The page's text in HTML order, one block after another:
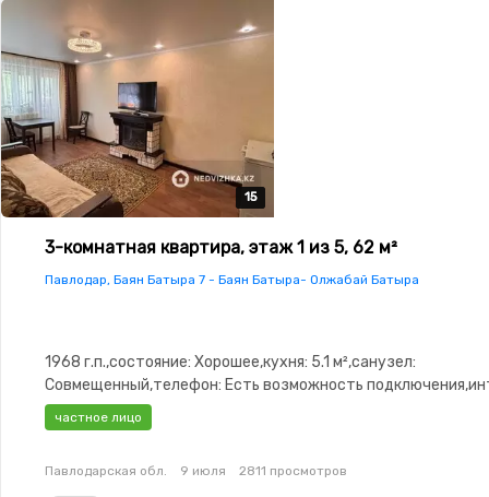
15
15
15
15
15
3-комнатная квартира, этаж 1 из 5, 62 м²
Павлодар, Баян Батыра 7 - Баян Батыра- Олжабай Батыра
1968 г.п.,состояние: Хорошее,кухня: 5.1 м²,санузел:
Совмещенный,телефон: Есть возможность
Оптика,Частично меблирована,Частично
охраняемая стоянка,Решетки на
частное лицо
Павлодарская обл. 9 июля 2811 просмотров